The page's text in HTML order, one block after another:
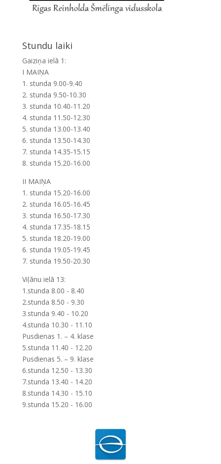
Stundu laiki
Gaiziņa ielā 1:
I MAIŅA
1. stunda 9.00-9.40
2. stunda 9.50-10.30
3. stunda 10.40-11.20
4. stunda 11.50-12.30
5. stunda 13.00-13.40
6. stunda 13.50-14.30
7. stunda 14.35-15.15
8. stunda 15.20-16.00
II MAIŅA
1. stunda 15.20-16.00
2. stunda 16.05-16.45
3. stunda 16.50-17.30
4. stunda 17.35-18.15
5. stunda 18.20-19.00
6. stunda 19.05-19.45
7. stunda 19.50-20.30
Viļānu ielā 13:
1.stunda 8.00 - 8.40
2.stunda 8.50 - 9.30
3.stunda 9.40 - 10.20
4.stunda 10.30 - 11.10
Pusdienas 1. – 4. klase
5.stunda 11.40 - 12.20
Pusdienas 5. – 9. klase
6.stunda 12.50 - 13.30
7.stunda 13.40 - 14.20
8.stunda 14.30 - 15.10
9.stunda 15.20 - 16.00